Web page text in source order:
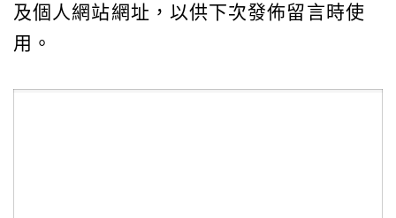
及個人網站網址，以供下次發佈留言時使
用。